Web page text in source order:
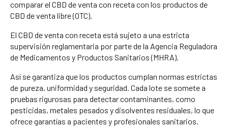
comparar el CBD de venta con receta con los productos de
CBD de venta libre (OTC).
El CBD de venta con receta está sujeto a una estricta
supervisión reglamentaria por parte de la Agencia Reguladora
de Medicamentos y Productos Sanitarios (MHRA).
Así se garantiza que los productos cumplan normas estrictas
de pureza, uniformidad y seguridad. Cada lote se somete a
pruebas rigurosas para detectar contaminantes, como
pesticidas, metales pesados y disolventes residuales, lo que
ofrece garantías a pacientes y profesionales sanitarios.